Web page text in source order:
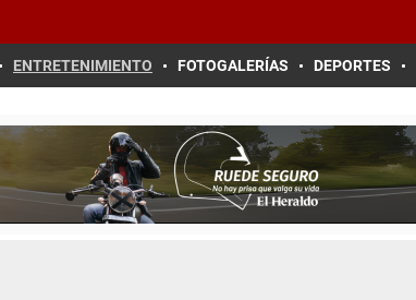
ENTRETENIMIENTO FOTOGALERÍAS DEPORTES